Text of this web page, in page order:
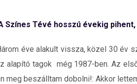
Színes Tévé hosszú évekig
éve alakult vissza, közel 30 év
alapító tagok még 1987-ben. Az
meg beszálltam dobolni!: Akkor